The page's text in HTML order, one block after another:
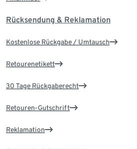
Rücksendung & Reklamation
Kostenlose Rückgabe / Umtausch
Retourenetikett
30 Tage Rückgaberecht
Retouren-Gutschrift
Reklamation